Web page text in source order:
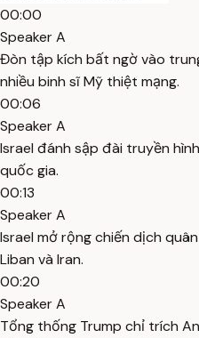
00:00
Speaker A
Đòn tập kích bất ngờ vào
nhiều binh sĩ Mỹ thiệt mạng.
00:06
Speaker A
Israel đánh sập đài truyền
quốc gia.
00:13
Speaker A
Israel mở rộng chiến dịch
Liban và Iran.
00:20
Speaker A
Tổng thống Trump chỉ trích